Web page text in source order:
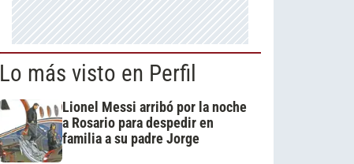
Lo más visto en Perfil
Lionel Messi arribó por la noche
a Rosario para despedir en
familia a su padre Jorge